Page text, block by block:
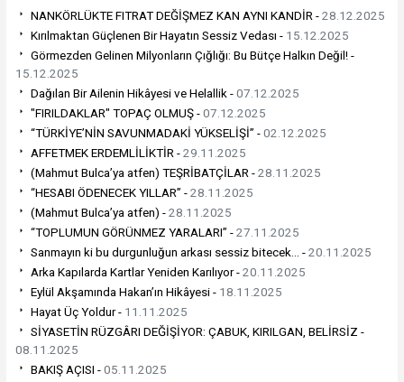
NANKÖRLÜKTE FITRAT DEĞİŞMEZ KAN AYNI KANDİR -28.12.2025
Kırılmaktan Güçlenen Bir Hayatın Sessiz Vedası - 15.12.2025
Görmezden Gelinen Milyonların Çığlığı: Bu Bütçe Halkın Değil! -
15.12.2025
Dağılan Bir Ailenin Hikâyesi ve Helallik -07.12.2025
"FIRILDAKLAR" TOPAÇ OLMUŞ -07.12.2025
“TÜRKİYE’NİN SAVUNMADAKİ YÜKSELİŞİ” -02.12.2025
AFFETMEK ERDEMLİLİKTİR -29.11.2025
(Mahmut Bulca’ya atfen) TEŞRİBATÇİLAR -28.11.2025
“HESABI ÖDENECEK YILLAR” -28.11.2025
(Mahmut Bulca’ya atfen) -28.11.2025
“TOPLUMUN GÖRÜNMEZ YARALARI” -27.11.2025
Sanmayın ki bu durgunluğun arkası sessiz bitecek... -20.11.2025
Arka Kapılarda Kartlar Yeniden Karılıyor -20.11.2025
Eylül Akşamında Hakan’ın Hikâyesi - 18.11.2025
Hayat Üç Yoldur - 11.11.2025
SİYASETİN RÜZGÂRI DEĞİŞİYOR: ÇABUK, KIRILGAN, BELİRSİZ -
08.11.2025
BAKIŞ AÇISI -05.11.2025